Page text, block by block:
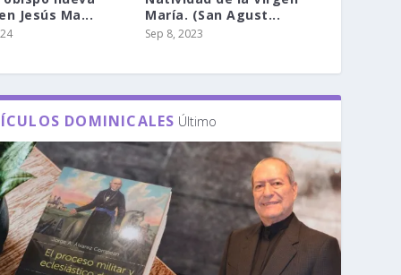
Jesús Ma...
María. (San Agust...
Sep 8, 2023
DOMINICALES Último